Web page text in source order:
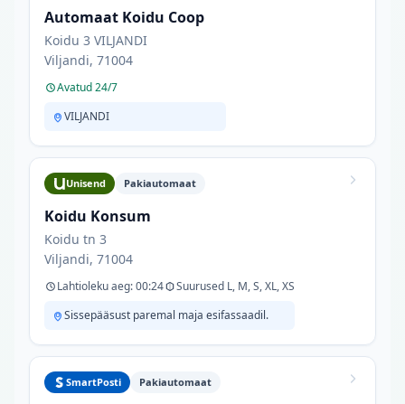
Automaat Koidu Coop
Koidu 3 VILJANDI
Viljandi, 71004
Avatud 24/7
VILJANDI
Unisend Pakiautomaat
Koidu Konsum
Koidu tn 3
Viljandi, 71004
Lahtioleku aeg: 00:24
Suurused L, M, S, XL, XS
Sissepääsust paremal maja esifassaadil.
SmartPosti Pakiautomaat